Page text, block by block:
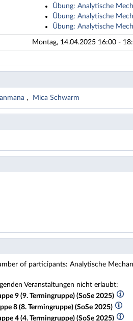
Übung: Analytische
Übung: Analytische
Übung: Analytische
Montag, 14.04.2025 16:00 -
Mica Schwarm
of participants: Analytische
Veranstaltungen nicht erlaubt:
9 (9. Termingruppe) (SoSe 2025)
8 (8. Termingruppe) (SoSe 2025)
4 (4. Termingruppe) (SoSe 2025)